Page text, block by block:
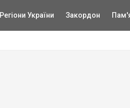
Регіони України Закордон